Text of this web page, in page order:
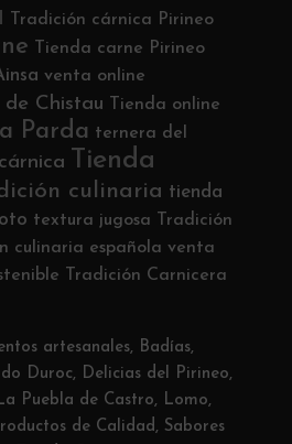
Tradición cárnica Pirineo
Tienda carne Pirineo
venta online
de Chistau
Tienda online
Parda ternera del
Tienda
culinaria tienda
textura jugosa
Tradición
culinaria española venta
Tradición Carnicera
artesanales, Badías,
Duroc, Delicias del Pirineo,
Puebla de Castro, Lomo,
de Calidad, Sabores